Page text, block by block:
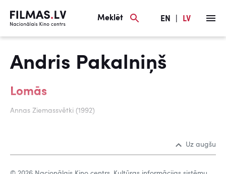
Meklēt EN LV
Andris Pakalniņš
Lomās
Annas Ziemassvētki (1992)
Uz augšu